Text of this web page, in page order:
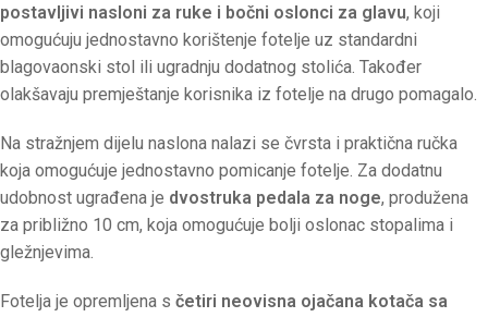
postavljivi nasloni za ruke i bočni oslonci za glavu, koji
omogućuju jednostavno korištenje fotelje uz standardni
blagovaonski stol ili ugradnju dodatnog stolića. Također
olakšavaju premještanje korisnika iz fotelje na drugo pomagalo.
Na stražnjem dijelu naslona nalazi se čvrsta i praktična ručka
koja omogućuje jednostavno pomicanje fotelje. Za dodatnu
udobnost ugrađena je dvostruka pedala za noge, produžena
za približno 10 cm, koja omogućuje bolji oslonac stopalima i
gležnjevima.
Fotelja je opremljena s četiri neovisna ojačana kotača sa